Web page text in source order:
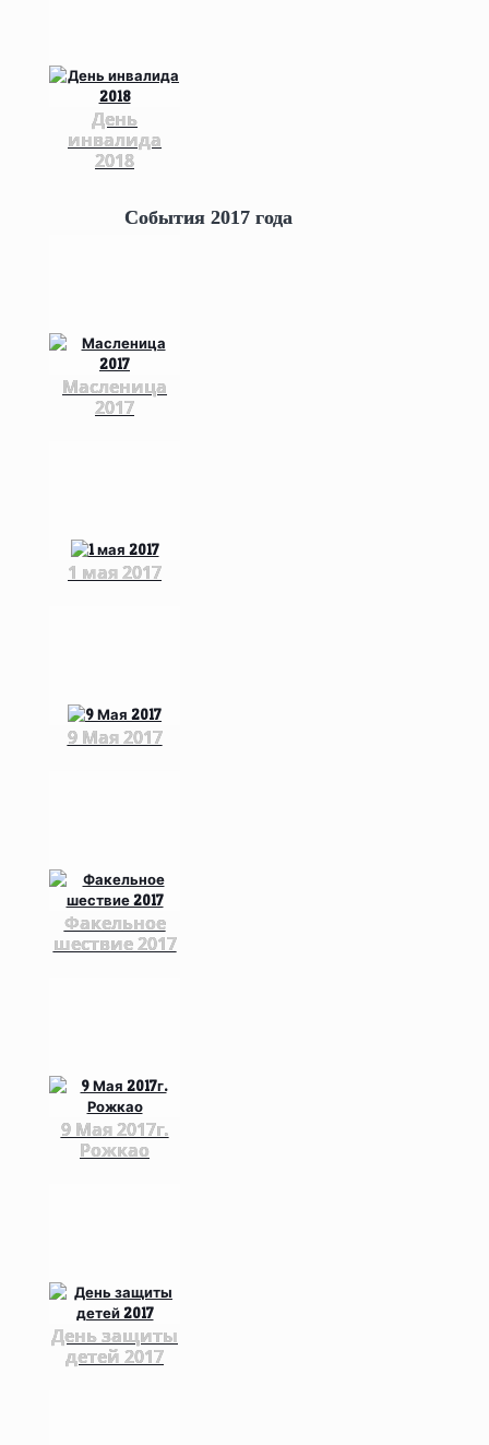
День
инвалида
2018
События 2017 года
Масленица
2017
1 мая 2017
9 Мая 2017
Факельное
шествие 2017
9 Мая 2017г.
Рожкао
День защиты
детей 2017